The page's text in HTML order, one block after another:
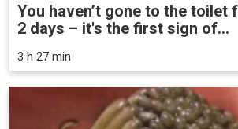
You haven’t gone to the toilet
2 days – it's the first sign of...
3 h 27 min